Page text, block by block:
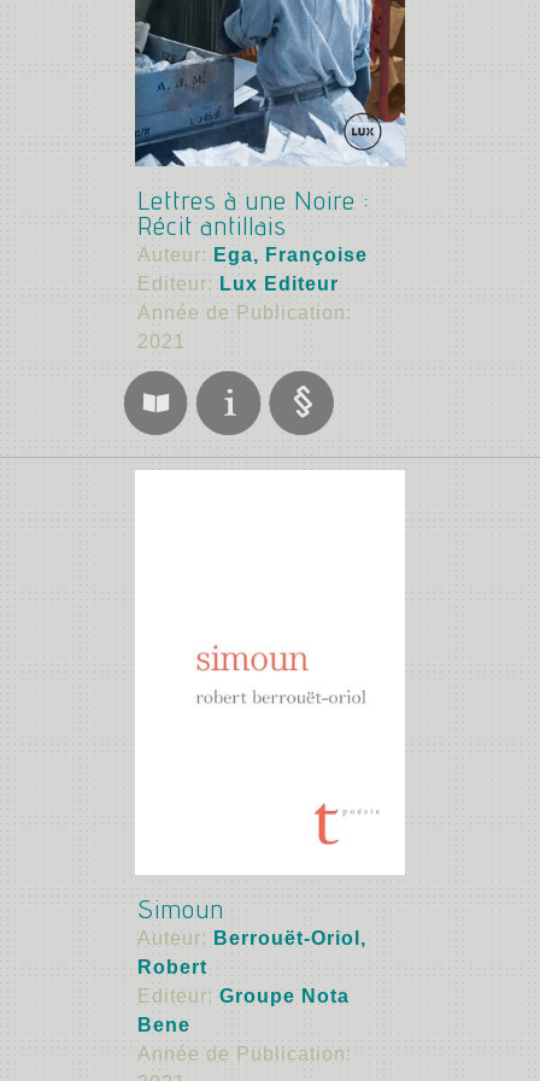
Lettres à une Noire :
Récit antillais
Auteur: Ega, Françoise
Editeur: Lux Editeur
Année de Publication:
2021
Simoun
Auteur: Berrouët-Oriol,
Robert
Editeur:Groupe Nota
Bene
Année de Publication: